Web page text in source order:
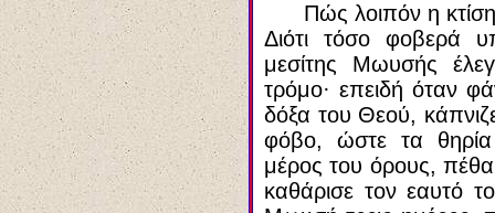
Πώς λοιπόν η
Διότι τόσο φοβερά
μεσίτης Μωυσής
τρόμο· επειδή όταν
δόξα του Θεού,
φόβο, ώστε τα
μέρος του όρους,
καθάρισε τον εαυτό